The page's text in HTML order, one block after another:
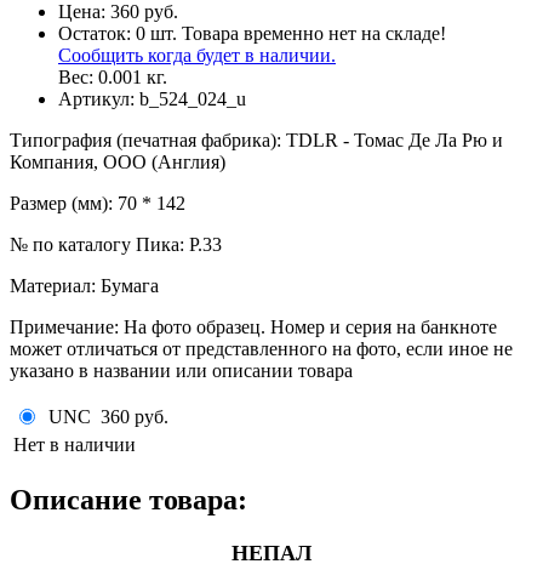
Цена: 360 руб.
Остаток: 0 шт. Товара временно нет на складе!
Сообщить когда будет в наличии.
Вес: 0.001 кг.
Артикул: b_524_024_u
Типография (печатная фабрика): TDLR - Томас Де Ла Рю и
Компания, ООО (Англия)
Размер (мм): 70 * 142
№ по каталогу Пика: P.33
Материал: Бумага
Примечание: На фото образец. Номер и серия на банкноте
может отличаться от представленного на фото, если иное не
указано в названии или описании товара
UNC 360 руб.
Нет в наличии
Описание товара:
НЕПАЛ